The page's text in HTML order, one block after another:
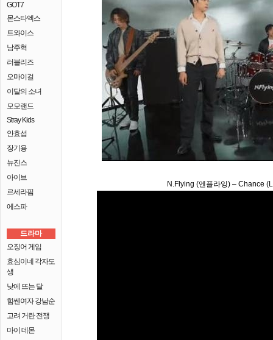
GOT7
몬스타엑스
트와이스
남주혁
러블리즈
오마이걸
이달의 소녀
모모랜드
Stray Kids
안효섭
장기용
뉴진스
아이브
르세라핌
에스파
드라마
오징어 게임
효심이네 각자도
생
낮에 뜨는 달
힘쎈여자 강남순
고려 거란 전쟁
마이 데몬
N.Flying (엔플라잉) – Chance